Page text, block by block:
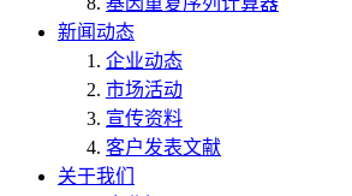
新闻动态
企业动态
市场活动
宣传资料
客户发表文献
关于我们